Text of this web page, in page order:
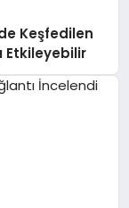
Keşfedilen
Etkileyebilir